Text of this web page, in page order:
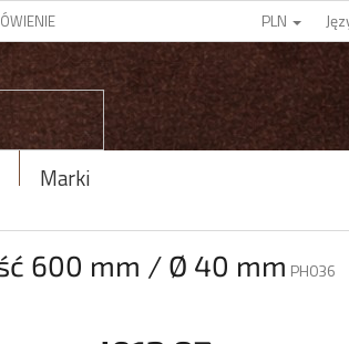
PLN
Marki
600 mm / Ø 40 mm PH036